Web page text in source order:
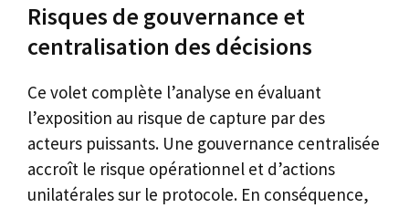
Risques de gouvernance et
centralisation des décisions
Ce volet complète l’analyse en évaluant
l’exposition au risque de capture par des
acteurs puissants. Une gouvernance centralisée
accroît le risque opérationnel et d’actions
unilatérales sur le protocole. En conséquence,